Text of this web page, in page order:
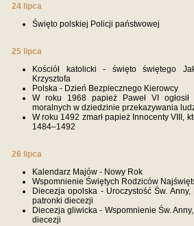
24 lipca
Święto polskiej Policji państwowej
25 lipca
Kościół katolicki - święto świętego
Krzysztofa
Polska - Dzień Bezpiecznego Kierowcy
W roku 1968 papież Paweł VI ogłosił
moralnych w dziedzinie przekazywania
W roku 1492 zmarł papież Innocenty VIII,
1484–1492
26 lipca
Kalendarz Majów - Nowy Rok
Wspomnienie Świętych Rodziców
Diecezja opolska - Uroczystość Św.
patronki diecezji
Diecezja gliwicka - Wspomnienie Św.
diecezji